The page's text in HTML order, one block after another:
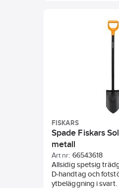
FISKARS
Spade Fiskars
metall
Art nr: 66543618
Allsidig spetsig
D-handtag och
ytbeläggning i